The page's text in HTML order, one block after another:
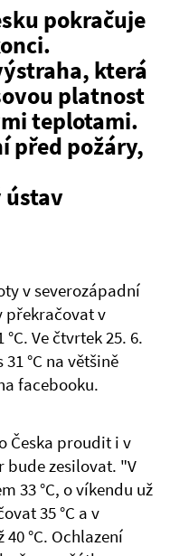
pokračuje
která
platnost
teplotami.
před požáry,
v severozápadní
překračovat v
Ve čtvrtek 25. 6.
°C na většině
facebooku.
Česka proudit i v
bude zesilovat. "V
33 °C, o víkendu už
35 °C a v
°C. Ochlazení